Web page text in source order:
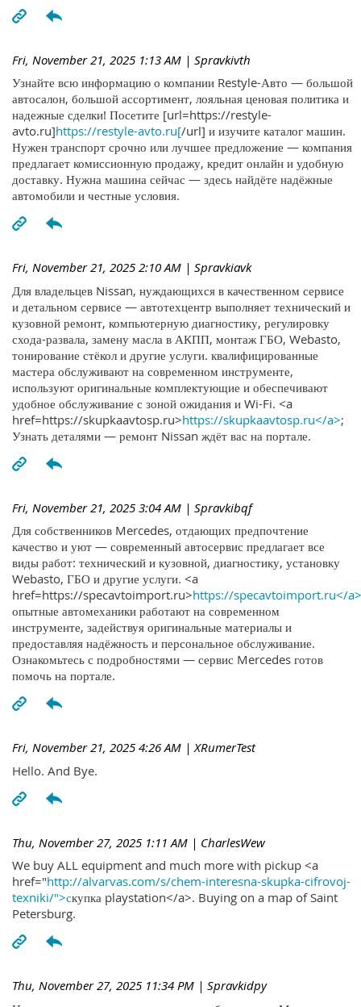
Fri, November 21, 2025 1:13 AM | Spravkivth
Узнайте всю информацию о компании Restyle-Авто — большой
автосалон, большой ассортимент, лояльная ценовая политика и
надежные сделки! Посетите [url=https://restyle-
avto.ru]https://restyle-avto.ru[/url] и изучите каталог машин.
Нужен транспорт срочно или лучшее предложение — компания
предлагает комиссионную продажу, кредит онлайн и удобную
доставку. Нужна машина сейчас — здесь найдёте надёжные
автомобили и честные условия.
Fri, November 21, 2025 2:10 AM | Spravkiavk
Для владельцев Nissan, нуждающихся в качественном сервисе
и детальном сервисе — автотехцентр выполняет технический и
кузовной ремонт, компьютерную диагностику, регулировку
схода-развала, замену масла в АКПП, монтаж ГБО, Webasto,
тонирование стёкол и другие услуги. квалифицированные
мастера обслуживают на современном инструменте,
используют оригинальные комплектующие и обеспечивают
удобное обслуживание с зоной ожидания и Wi-Fi. <a
href=https://skupkaavtosp.ru>https://skupkaavtosp.ru</a>;
Узнать деталями — ремонт Nissan ждёт вас на портале.
Fri, November 21, 2025 3:04 AM | Spravkibqf
Для собственников Mercedes, отдающих предпочтение
качество и уют — современный автосервис предлагает все
виды работ: технический и кузовной, диагностику, установку
Webasto, ГБО и другие услуги. <a
href=https://specavtoimport.ru>https://specavtoimport.ru</a>
опытные автомеханики работают на современном
инструменте, задействуя оригинальные материалы и
предоставляя надёжность и персональное обслуживание.
Ознакомьтесь с подробностями — сервис Mercedes готов
помочь на портале.
Fri, November 21, 2025 4:26 AM | XRumerTest
Hello. And Bye.
Thu, November 27, 2025 1:11 AM | CharlesWew
We buy ALL equipment and much more with pickup <a
href="http://alvarvas.com/s/chem-interesna-skupka-cifrovoj-
texniki/">скупка playstation</a>. Buying on a map of Saint
Petersburg.
Thu, November 27, 2025 11:34 PM | Spravkidpy